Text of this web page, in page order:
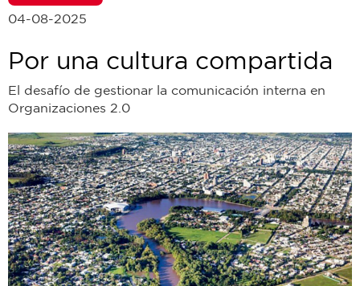
04-08-2025
Por una cultura compartida
El desafío de gestionar la comunicación interna en
Organizaciones 2.0